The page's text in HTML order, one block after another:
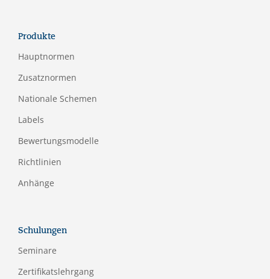
Produkte
Hauptnormen
Zusatznormen
Nationale Schemen
Labels
Bewertungsmodelle
Richtlinien
Anhänge
Schulungen
Seminare
Zertifikatslehrgang